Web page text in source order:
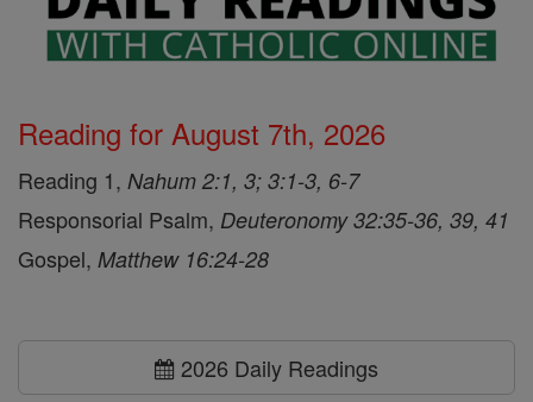
Reading for August 7th, 2026
Reading 1, Nahum 2:1, 3; 3:1-3, 6-7
Responsorial Psalm, Deuteronomy 32:35-36, 39, 41
Gospel, Matthew 16:24-28
2026 Daily Readings